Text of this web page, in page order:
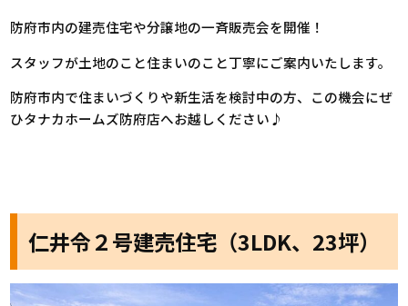
防府市内の建売住宅や分譲地の一斉販売会を開催！
スタッフが土地のこと住まいのこと丁寧にご案内いたします。
防府市内で住まいづくりや新生活を検討中の方、この機会にぜ
ひタナカホームズ防府店へお越しください♪
仁井令２号建売住宅（3LDK、23坪）